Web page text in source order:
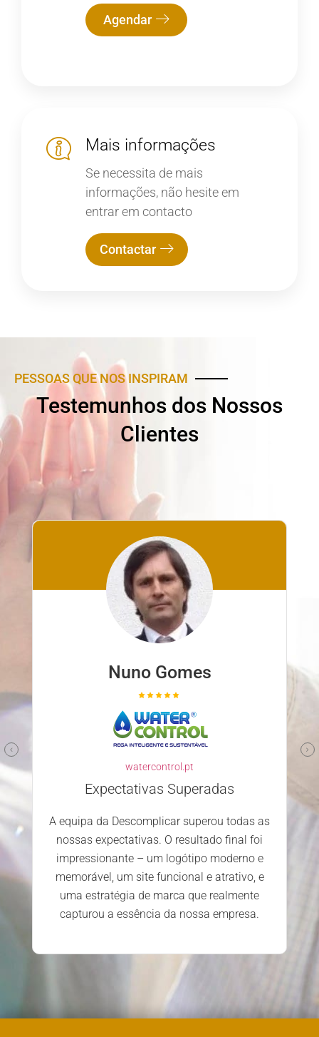
Agendar
Mais informações
Se necessita de mais
informações, não hesite em
entrar em contacto
Contactar
PESSOAS QUE NOS INSPIRAM
Testemunhos dos Nossos
Clientes
Nuno Gomes
watercontrol.pt
Expectativas Superadas
A equipa da Descomplicar superou todas as
nossas expectativas. O resultado final foi
impressionante – um logótipo moderno e
memorável, um site funcional e atrativo, e
uma estratégia de marca que realmente
capturou a essência da nossa empresa.